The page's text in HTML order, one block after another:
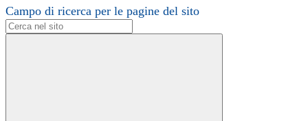
Campo di ricerca per le pagine del sito